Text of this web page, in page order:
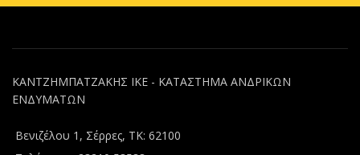
ΚΑΝΤΖΗΜΠΑΤΖΑΚΗΣ ΙΚΕ - ΚΑΤΑΣΤΗΜΑ ΑΝΔΡΙΚΩΝ
ΕΝΔΥΜΑΤΩΝ
Βενιζέλου 1, Σέρρες, ΤΚ: 62100